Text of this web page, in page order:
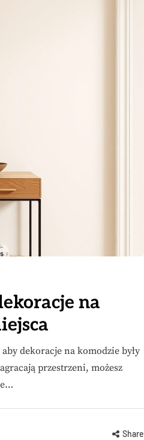
na
dekoracje na komodzie były
przestrzeni, możesz
Share